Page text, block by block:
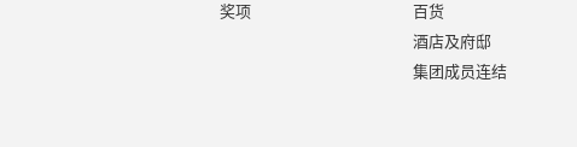
奖项
百货
酒店及府邸
集团成员连结